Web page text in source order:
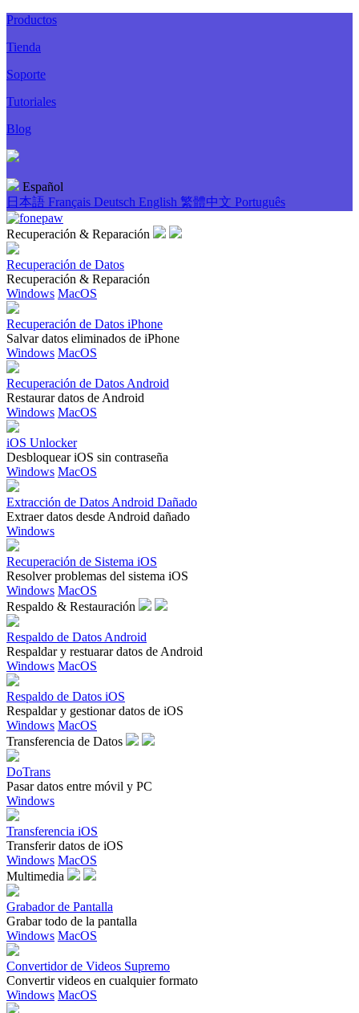
Productos
Tienda
Soporte
Tutoriales
Blog
Español
日本語 Français Deutsch English 繁體中文 Português
Recuperación & Reparación
Recuperación de Datos
Recuperación & Reparación
Windows MacOS
Recuperación de Datos iPhone
Salvar datos eliminados de iPhone
Windows MacOS
Recuperación de Datos Android
Restaurar datos de Android
Windows MacOS
iOS Unlocker
Desbloquear iOS sin contraseña
Windows MacOS
Extracción de Datos Android Dañado
Extraer datos desde Android dañado
Windows
Recuperación de Sistema iOS
Resolver problemas del sistema iOS
Windows MacOS
Respaldo & Restauración
Respaldo de Datos Android
Respaldar y restuarar datos de Android
Windows MacOS
Respaldo de Datos iOS
Respaldar y gestionar datos de iOS
Windows MacOS
Transferencia de Datos
DoTrans
Pasar datos entre móvil y PC
Windows
Transferencia iOS
Transferir datos de iOS
Windows MacOS
Multimedia
Grabador de Pantalla
Grabar todo de la pantalla
Windows MacOS
Convertidor de Videos Supremo
Convertir videos en cualquier formato
Windows MacOS